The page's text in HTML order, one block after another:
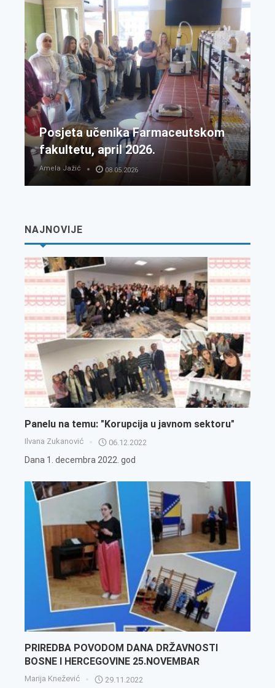
Posjeta učenika Farmaceutskom
fakultetu, april 2026.
Amela Jažić 08.05.2026
NAJNOVIJE
Panelu na temu: "Korupcija u javnom sektoru"
Ilvana Zukanović 06.12.2022
Dana 1. decembra 2022. god
PRIREDBA POVODOM DANA DRŽAVNOSTI
BOSNE I HERCEGOVINE 25.NOVEMBAR
Marija Knežević 29.11.2022